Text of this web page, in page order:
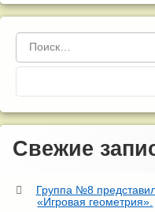
Найти:
Свежие
Группа №8
«Игровая геометрия».